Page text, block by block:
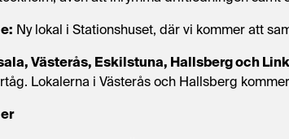
Ny lokal i Stationshuset, där vi kommer att
Västerås, Eskilstuna, Hallsberg och
Lokalerna i Västerås och Hallsberg